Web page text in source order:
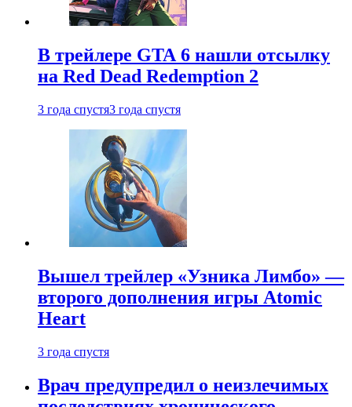
В трейлере GTA 6 нашли отсылку
на Red Dead Redemption 2
3 года спустя3 года спустя
Вышел трейлер «Узника Лимбо» —
второго дополнения игры Atomic
Heart
3 года спустя
Врач предупредил о неизлечимых